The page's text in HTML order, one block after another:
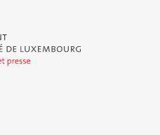
de Luxembourg - Service